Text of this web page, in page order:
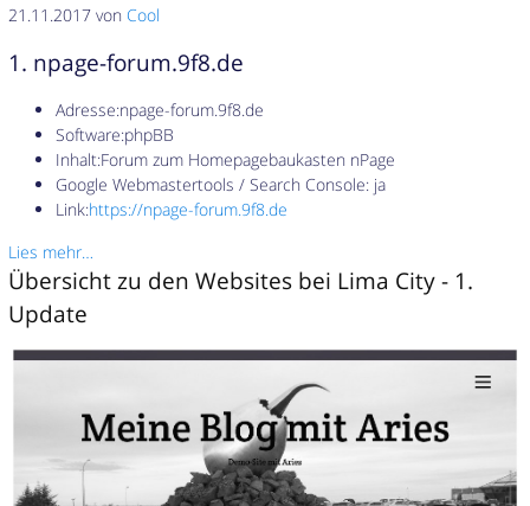
21.11.2017 vonCool
1. npage-forum.9f8.de
Adresse:npage-forum.9f8.de
Software:phpBB
Inhalt:Forum zum Homepagebaukasten nPage
Google Webmastertools / Search Console: ja
Link:https://npage-forum.9f8.de
Lies mehr…
Übersicht zu den Websites bei Lima City - 1.
Update